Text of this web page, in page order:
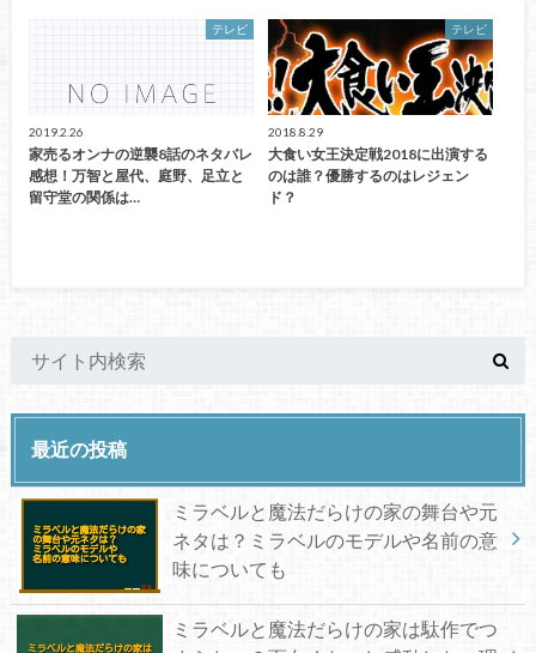
テレビ
2019.2.26
家売るオンナの逆襲8話のネタバレ
感想！万智と屋代、庭野、足立と
留守堂の関係は…
テレビ
2018.8.29
大食い女王決定戦2018に出演する
のは誰？優勝するのはレジェン
ド？
最近の投稿
ミラベルと魔法だらけの家の舞台や元
ネタは？ミラベルのモデルや名前の意
味についても
ミラベルと魔法だらけの家は駄作でつ